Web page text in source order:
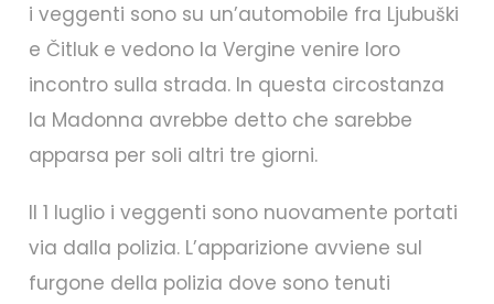
i veggenti sono su un’automobile fra Ljubuški
e Čitluk e vedono la Vergine venire loro
incontro sulla strada. In questa circostanza
la Madonna avrebbe detto che sarebbe
apparsa per soli altri tre giorni.
Il 1 luglio i veggenti sono nuovamente portati
via dalla polizia. L’apparizione avviene sul
furgone della polizia dove sono tenuti